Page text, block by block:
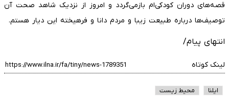
قصه‌های دوران کودکی‌ام بازمی‌گردد و امروز از نزدیک شاهد صحت آن
توصیف‌ها درباره طبیعت زیبا و مردم دانا و فرهیخته این دیار هستم.
انتهای پیام/
لینک کوتاه
ایلنا محیط زیست